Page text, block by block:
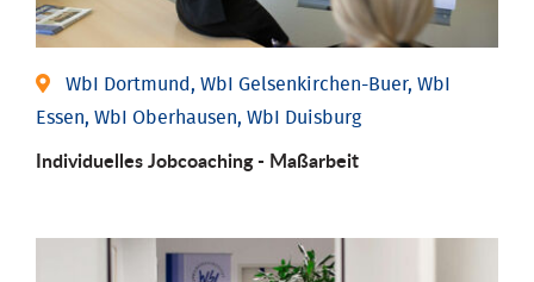
WbI Dortmund, WbI Gelsenkirchen-Buer, WbI
Essen, WbI Oberhausen, WbI Duisburg
Individu­elles Job­coaching - Maßarbeit